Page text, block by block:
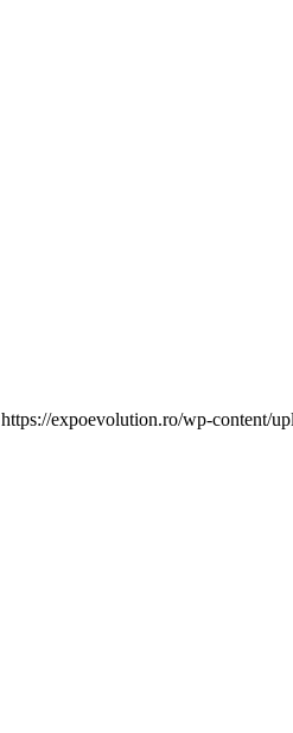
https://expoevolution.ro/wp-content/